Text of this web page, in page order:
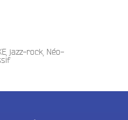
, jazz-rock Néo-